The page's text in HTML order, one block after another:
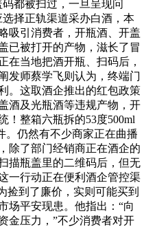
都被扫过，一旦呈现问
择正轨渠道采办白酒，本
吸引消费者，开瓶酒、开盖
已被打开的产物，滋长了冒
在当地把酒开瓶、扫码后，
发师蔡学飞则认为，终端门
。这取酒企推出的红包政策
酒及光瓶酒等违规产物，开
！整箱六瓶拆的53度500ml
。仍然有不少商家正在曲播
除了部门经销商正在酒企的
描瓶盖里的二维码后，但无
一行动正在便利酒企管控渠
捡到了廉价，实则可能买到
场平安现患。他指出：“向
金压力，”不少消费者对开